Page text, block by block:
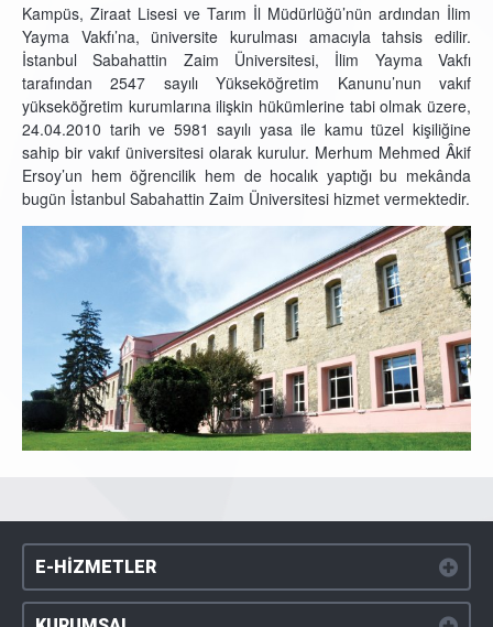
Kampüs, Ziraat Lisesi ve Tarım İl Müdürlüğü’nün ardından İlim
Yayma Vakfı’na, üniversite kurulması amacıyla tahsis edilir.
İstanbul Sabahattin Zaim Üniversitesi, İlim Yayma Vakfı
tarafından 2547 sayılı Yükseköğretim Kanunu’nun vakıf
yükseköğretim kurumlarına ilişkin hükümlerine tabi olmak üzere,
24.04.2010 tarih ve 5981 sayılı yasa ile kamu tüzel kişiliğine
sahip bir vakıf üniversitesi olarak kurulur. Merhum Mehmed Âkif
Ersoy’un hem öğrencilik hem de hocalık yaptığı bu mekânda
bugün İstanbul Sabahattin Zaim Üniversitesi hizmet vermektedir.
E-HİZMETLER